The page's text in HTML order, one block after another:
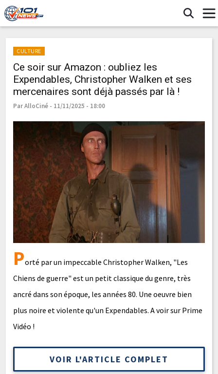
CULTURE
Ce soir sur Amazon : oubliez les
Expendables, Christopher Walken et ses
mercenaires sont déjà passés par là !
Par AlloCiné - 11/11/2025 - 18:00
Porté par un impeccable Christopher Walken, "Les
Chiens de guerre" est un petit classique du genre, très
ancré dans son époque, les années 80. Une oeuvre bien
plus noire et violente qu'un Expendables. A voir sur Prime
Vidéo !
VOIR L'ARTICLE COMPLET